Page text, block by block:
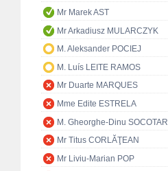
Mr Marek AST
Mr Arkadiusz MULARCZYK
M. Aleksander POCIEJ
M. Luís LEITE RAMOS
Mr Duarte MARQUES
Mme Edite ESTRELA
M. Gheorghe-Dinu SOCOTAR
Mr Titus CORLĂŢEAN
Mr Liviu-Marian POP